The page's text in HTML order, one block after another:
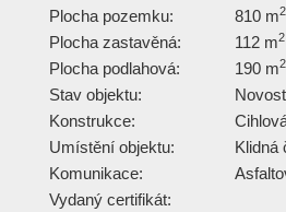
Plocha pozemku:
810 m2
Plocha zastavěná: 112 m2
Plocha podlahová: 190 m2
Stav objektu:
Konstrukce:
Umístění objektu:
Klidná
Komunikace:
Vydaný certifikát: